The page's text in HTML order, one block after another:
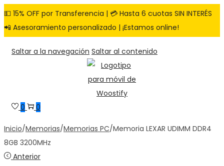
💵 15% OFF por Transferencia | 💳 Hasta 6 cuotas SIN INTERÉS
📲 Asesoramiento personalizado | ¡Estamos online!
Saltar a la navegación Saltar al contenido
0 0
Inicio/Memorias/Memorias PC/Memoria LEXAR UDIMM DDR4
8GB 3200MHz
Anterior